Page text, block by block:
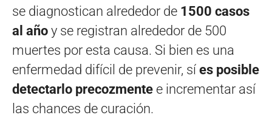
se diagnostican alrededor de 1500 casos
al año y se registran alrededor de 500
muertes por esta causa. Si bien es una
enfermedad difícil de prevenir, sí es posible
detectarlo precozmente e incrementar así
las chances de curación.